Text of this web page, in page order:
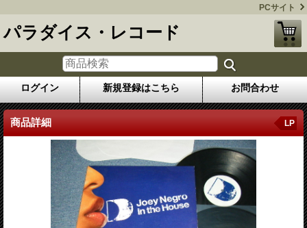
PCサイト
パラダイス・レコード
ログイン 新規登録はこちら お問合わせ
商品詳細 LP